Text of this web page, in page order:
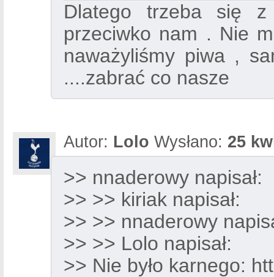
Dlatego trzeba się
przeciwko nam . Nie
naważyliśmy piwa ,
....zabrać co nasze
Autor: Lolo Wysłano: 25
>> nnaderowy napisał:
>> >> kiriak napisał:
>> >> nnaderowy
>> >> Lolo napisał:
>> Nie było karnego: